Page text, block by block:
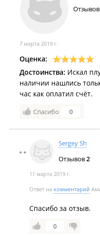
Отзывов
7 марта 2019 г.
Оценка:
Достоинства: Искал
наличии нашлись
час как оплатил счёт.
Спасибо 0
Sergey Sh
Отзывов2
11 марта 2019 г.
Ответ на комментарий
Спасибо за отзыв.
0